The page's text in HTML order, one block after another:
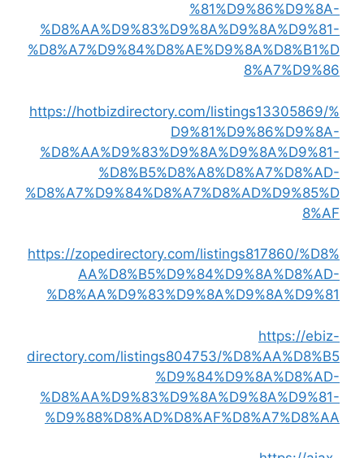
%81%D9%86%D9%8A-
%D8%AA%D9%83%D9%8A%D9%8A%D9%81-
%D8%A7%D9%84%D8%AE%D9%8A%D8%B1%D
8%A7%D9%86
https://hotbizdirectory.com/listings13305869/%
D9%81%D9%86%D9%8A-
%D8%AA%D9%83%D9%8A%D9%8A%D9%81-
%D8%B5%D8%A8%D8%A7%D8%AD-
%D8%A7%D9%84%D8%A7%D8%AD%D9%85%D
8%AF
https://zopedirectory.com/listings817860/%D8%
AA%D8%B5%D9%84%D9%8A%D8%AD-
%D8%AA%D9%83%D9%8A%D9%8A%D9%81
https://ebiz-
directory.com/listings804753/%D8%AA%D8%B5
%D9%84%D9%8A%D8%AD-
%D8%AA%D9%83%D9%8A%D9%8A%D9%81-
%D9%88%D8%AD%D8%AF%D8%A7%D8%AA